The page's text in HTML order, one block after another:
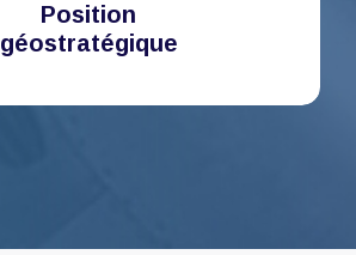
Position
géostratégique